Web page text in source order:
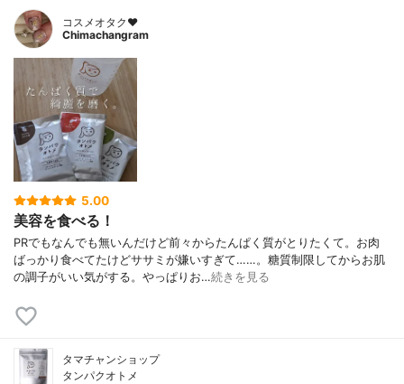
コスメオタク♥︎
Chimachangram
5.00
美容を食べる！
PRでもなんでも無いんだけど前々からたんぱく質がとりたくて。お肉
ばっかり食べてたけどササミが嫌いすぎて……。糖質制限してからお肌
の調子がいい気がする。やっぱりお…続きを見る
タマチャンショップ
タンパクオトメ